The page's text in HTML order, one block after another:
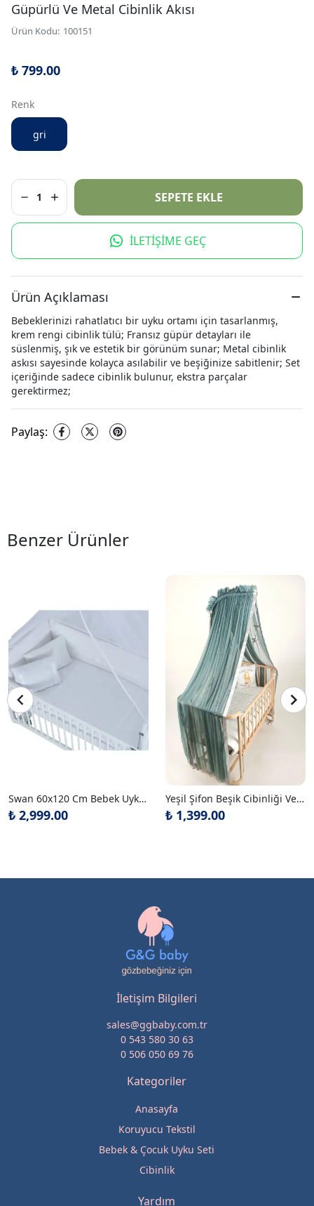
Güpürlü Ve Metal Cibinlik Akısı
Ürün Kodu: 100151
₺ 799.00
Renk
gri
1 SEPETE EKLE
İLETİŞİME GEÇ
Ürün Açıklaması
Bebeklerinizi rahatlatıcı bir uyku ortamı için tasarlanmış,
krem rengi cibinlik tülü; Fransız güpür detayları ile
süslenmiş, şık ve estetik bir görünüm sunar; Metal cibinlik
askısı sayesinde kolayca asılabilir ve beşiğinize sabitlenir; Set
içeriğinde sadece cibinlik bulunur, ekstra parçalar
gerektirmez;
Paylaş:
Benzer Ürünler
Swan 60x120 Cm Bebek Uyku Seti Takımı
₺ 2,999.00
Yeşil Şifon Beşik Cibinliği Ve Metal Cibinlik Askısı
₺ 1,399.00
Kategoriler
Anasayfa
Koruyucu Tekstil
Bebek & Çocuk Uyku Seti
Cibinlik
İletişim Bilgileri
sales@ggbaby.com.tr
0 543 580 30 63
0 506 050 69 76
Yardım